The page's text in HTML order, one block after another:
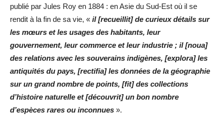
publié par Jules Roy en 1884 : en Asie du Sud-Est où il se
rendit à la fin de sa vie, « il [recueillit] de curieux détails sur
les mœurs et les usages des habitants, leur
gouvernement, leur commerce et leur industrie ; il [noua]
des relations avec les souverains indigènes, [explora] les
antiquités du pays, [rectifia] les données de la géographie
sur un grand nombre de points, [fit] des collections
d’histoire naturelle et [découvrit] un bon nombre
d’espèces rares ou inconnues ».